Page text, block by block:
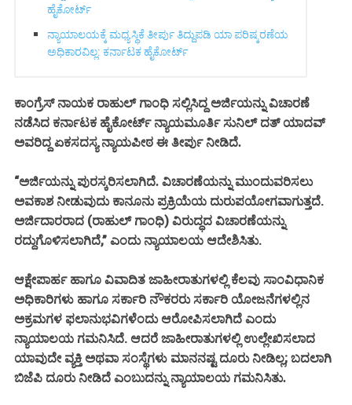
ಹೈಕೋರ್ಟ್‌
ನ್ಯಾಯಾಲಯಕ್ಕೆ ಮಧ್ಯಸ್ಥಿಕೆ ತೀರ್ಪು ತಿದ್ದುಪಡಿ ಯಾ ಪರಿಷ್ಕರಣೆಯ
ಅಧಿಕಾರವಿಲ್ಲ: ಕರ್ನಾಟಕ ಹೈಕೋರ್ಟ್‌
ಕಾಂಗ್ರೆಸ್ ನಾಯಕ ರಾಹುಲ್ ಗಾಂಧಿ ಸಲ್ಲಿಸಿದ್ದ ಅರ್ಜಿಯನ್ನು ವಿಚಾರಣೆ
ನಡೆಸಿದ ಕರ್ನಾಟಕ ಹೈಕೋರ್ಟ್‌ ನ್ಯಾಯಮೂರ್ತಿ ಸುನಿಲ್ ದತ್ ಯಾದವ್
ಅವರಿದ್ದ ಏಕಸದಸ್ಯ ನ್ಯಾಯಪೀಠ ಈ ತೀರ್ಪು ನೀಡಿದೆ.
“ಅರ್ಜಿಯನ್ನು ಪುರಸ್ಕರಿಸಲಾಗಿದೆ. ವಿಚಾರಣೆಯನ್ನು ಮುಂದುವರಿಸಲು
ಅವಕಾಶ ನೀಡುವುದು ಕಾನೂನು ಪ್ರಕ್ರಿಯೆಯ ದುರುಪಯೋಗವಾಗುತ್ತದೆ.
ಅರ್ಜಿದಾರರಾದ (ರಾಹುಲ್ ಗಾಂಧಿ) ವಿರುದ್ಧದ ವಿಚಾರಣೆಯನ್ನು
ರದ್ದುಗೊಳಿಸಲಾಗಿದೆ,” ಎಂದು ನ್ಯಾಯಾಲಯ ಆದೇಶಿಸಿತು.
ಆಕ್ಷೇಪಾರ್ಹ ಹಾಗೂ ವಿವಾದಿತ ಜಾಹೀರಾತುಗಳಲ್ಲಿ ಕೆಲವು ಸಾಂವಿಧಾನಿಕ
ಅಧಿಕಾರಿಗಳು ಹಾಗೂ ಸರ್ಕಾರಿ ನೌಕರರು ಸರ್ಕಾರಿ ಯೋಜನೆಗಳಲ್ಲಿನ
ಅಕ್ರಮಗಳ ಫಲಾನುಭವಿಗಳೆಂದು ಆರೋಪಿಸಲಾಗಿದೆ ಎಂದು
ನ್ಯಾಯಾಲಯ ಗಮನಿಸಿದೆ. ಆದರೆ ಜಾಹೀರಾತುಗಳಲ್ಲಿ ಉಲ್ಲೇಖಿಸಲಾದ
ಯಾವುದೇ ವ್ಯಕ್ತಿ ಅಥವಾ ಸಂಸ್ಥೆಗಳು ಮಾನನಷ್ಟ ದೂರು ನೀಡಿಲ್ಲ; ಬದಲಾಗಿ
ಬಿಜೆಪಿ ದೂರು ನೀಡಿದೆ ಎಂಬುದನ್ನುನ್ಯಾಯಾಲಯ ಗಮನಿಸಿತು.